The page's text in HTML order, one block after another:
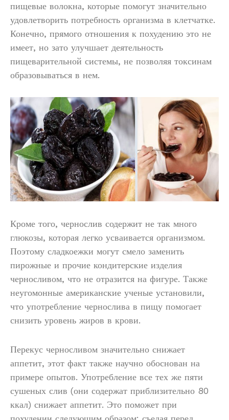
пищевые волокна, которые помогут значительно
удовлетворить потребность организма в клетчатке.
Конечно, прямого отношения к похудению это не
имеет, но зато улучшает деятельность
пищеварительной системы, не позволяя токсинам
образовываться в нем.
Кроме того, чернослив содержит не так много
глюкозы, которая легко усваивается организмом.
Поэтому сладкоежки могут смело заменить
пирожные и прочие кондитерские изделия
черносливом, что не отразится на фигуре. Также
неугомонные американские ученые установили,
что употребление чернослива в пищу помогает
снизить уровень жиров в крови.
Перекус черносливом значительно снижает
аппетит, этот факт также научно обоснован на
примере опытов. Употребление все тех же пяти
сушеных слив (они содержат приблизительно 80
ккал) снижает аппетит. Это поможет при